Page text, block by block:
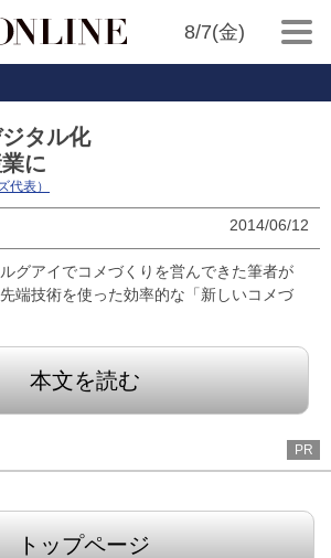
8/7(金)
タル化
に
代表）
2014/06/12
グアイでコメづくりを営んできた筆者が
端技術を使った効率的な「新しいコメづ
本文を読む
PR
トップページ